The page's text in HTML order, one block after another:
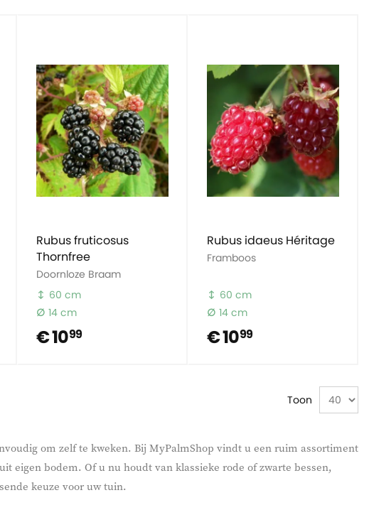
Rubus fruticosus
Thornfree
Doornloze Braam
60 cm
14 cm
€ 1099
Rubus idaeus Héritage
Framboos
60 cm
14 cm
€ 1099
Toon
om zelf te kweken. Bij MyPalmShop vindt u een ruim assortiment
bodem. Of u nu houdt van klassieke rode of zwarte bessen,
keuze voor uw tuin.